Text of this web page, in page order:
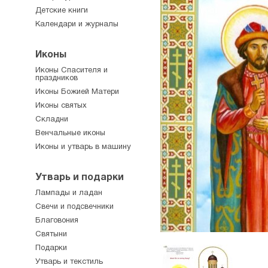
Детские книги
Календари и журналы
Иконы
Иконы Спасителя и
праздников
Иконы Божией Матери
Иконы святых
Складни
Венчальные иконы
Иконы и утварь в машину
Утварь и подарки
Лампады и ладан
Свечи и подсвечники
Благовония
Святыни
Подарки
Утварь и текстиль